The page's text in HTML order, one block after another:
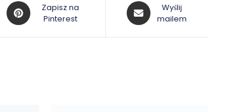
Opens
in
Zapisz na
Pinterest
Opens
in
Wyślij
mailem